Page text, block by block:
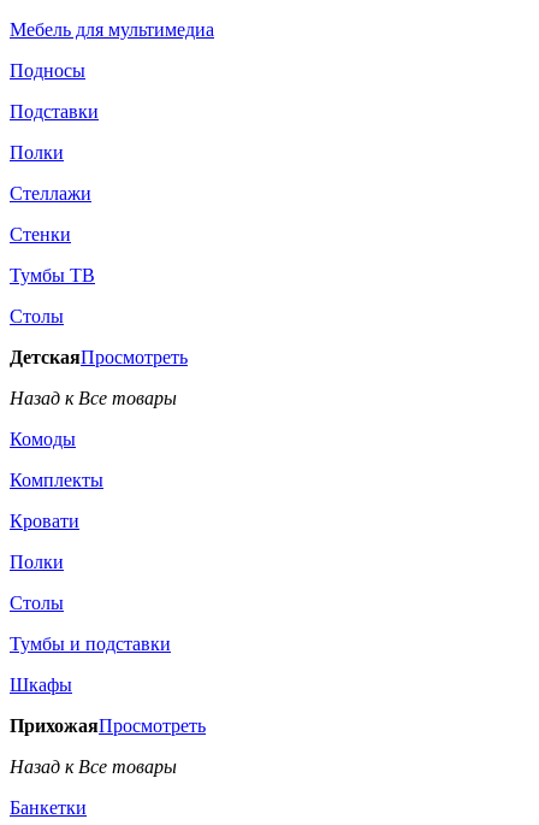
Мебель для мультимедиа
Подносы
Подставки
Полки
Стеллажи
Стенки
Тумбы ТВ
Столы
ДетскаяПросмотреть
Назад к Все товары
Комоды
Комплекты
Кровати
Полки
Столы
Тумбы и подставки
Шкафы
ПрихожаяПросмотреть
Назад к Все товары
Банкетки